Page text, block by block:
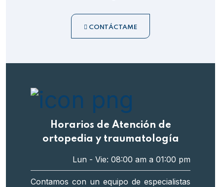
CONTÁCTAME
Horarios de Atención de
ortopedia y traumatología
Lun - Vie: 08:00 am a 01:00 pm
Contamos con un equipo de especialistas